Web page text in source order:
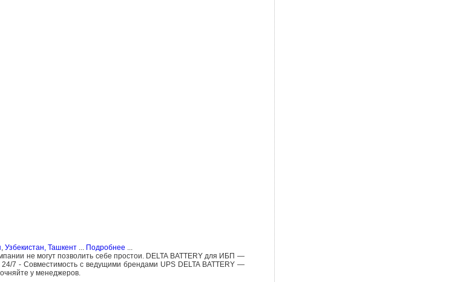
Узбекистан, Ташкент... Подробнее
не могут позволить себе простои. DELTA BATTERY для ИБП —
7 - Совместимость с ведущими брендами UPS DELTA BATTERY —
у менеджеров.